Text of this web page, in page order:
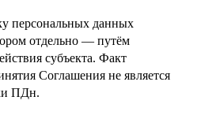
персональных данных
отдельно — путём
субъекта. Факт
Соглашения не является
ПДн.